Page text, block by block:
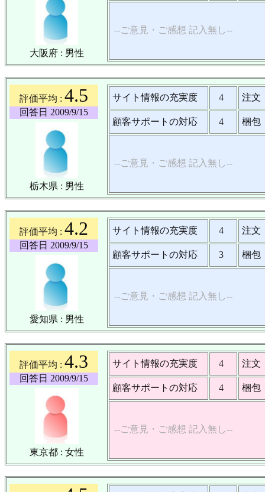
大阪府 : 男性
--ご意見・ご感想 記入無し--
評価平均 :4.5
回答日 2009/9/15
栃木県 : 男性
サイト情報の充実度 4 注文
顧客サポートの対応 4 梱包
--ご意見・ご感想 記入無し--
評価平均 :4.2
回答日 2009/9/15
愛知県 : 男性
サイト情報の充実度 4 注文
顧客サポートの対応 3 梱包
--ご意見・ご感想 記入無し--
評価平均 :4.3
回答日 2009/9/15
東京都 : 女性
サイト情報の充実度 4 注文
顧客サポートの対応 4 梱包
--ご意見・ご感想 記入無し--